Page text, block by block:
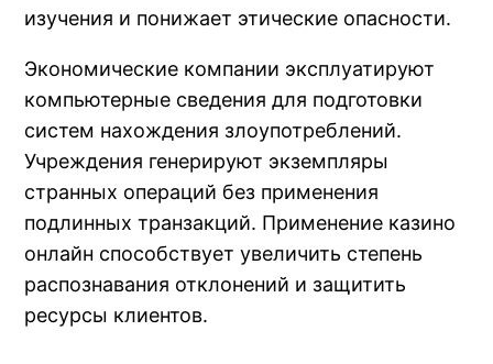
изучения и понижает этические опасности.
Экономические компании эксплуатируют
компьютерные сведения для подготовки
систем нахождения злоупотреблений.
Учреждения генерируют экземпляры
странных операций без применения
подлинных транзакций. Применение казино
онлайн способствует увеличить степень
распознавания отклонений и защитить
ресурсы клиентов.